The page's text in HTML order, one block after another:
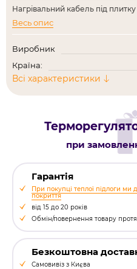
Нагрівальний кабель під плитку
Весь опис
Виробник
Країна:
Всі характеристики
при
Гарантія
При покупці теплої підлоги ми
покриття
від 15 до 20 років
Обмін/повернення товару
Безкоштовна
Самовивіз з Києва